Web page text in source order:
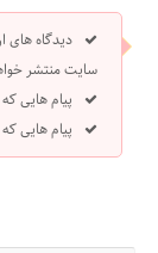
دیدگاه
سایت منتشر
پیام هایی
پیام هایی